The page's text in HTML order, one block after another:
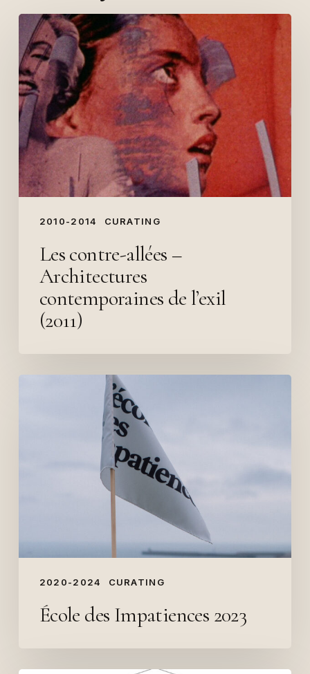
2010-2014 CURATING
Les
contre-
allées
–
Architectures
contemporaines
de
l’exil
(2011)
Les contre-allées –
Architectures
contemporaines de l’exil
(2011)
2020-2024 CURATING
École des Impatiences 2023